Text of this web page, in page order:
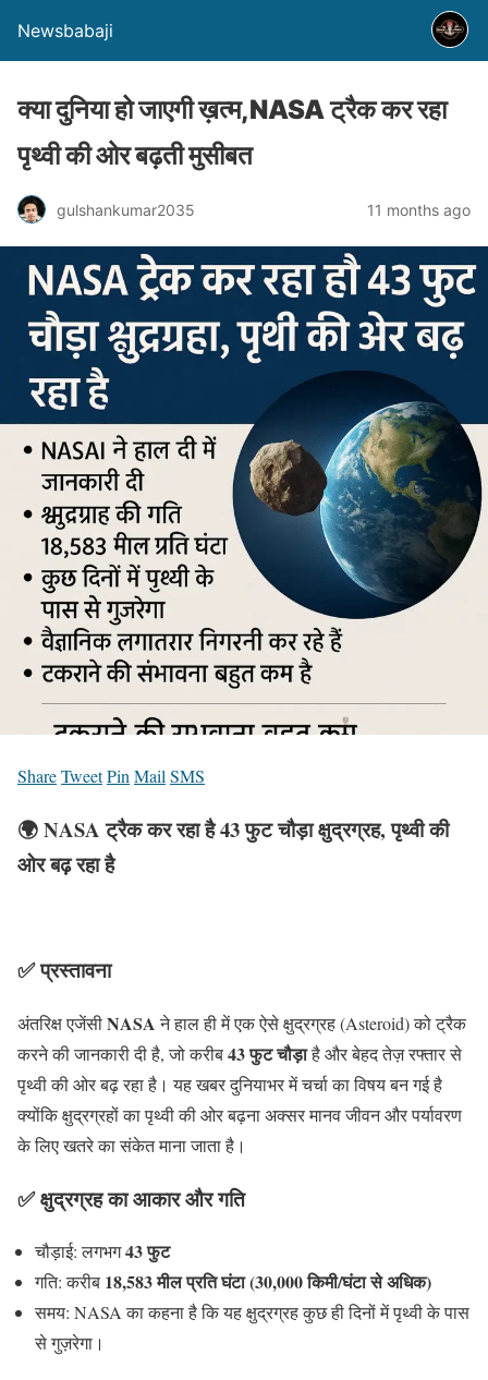
Newsbabaji
क्या दुनिया हो जाएगी ख़त्म,NASA ट्रैक कर रहा
पृथ्वी की ओर बढ़ती मुसीबत
gulshankumar2035 11 months ago
ShareTweetPin Mail SMS
🌍 NASA ट्रैक कर रहा है 43 फुट चौड़ा क्षुद्रग्रह, पृथ्वी की
ओर बढ़ रहा है
✅ प्रस्तावना
अंतरिक्ष एजेंसीNASAने हाल ही में एक ऐसे क्षुद्रग्रह (Asteroid) को ट्रैक
करने की जानकारी दी है, जो करीब43 फुट चौड़ाहै और बेहद तेज़ रफ्तार से
पृथ्वी की ओर बढ़ रहा है। यह खबर दुनियाभर में चर्चा का विषय बन गई है
क्योंकि क्षुद्रग्रहों का पृथ्वी की ओर बढ़ना अक्सर मानव जीवन और पर्यावरण
के लिए खतरे का संकेत माना जाता है।
✅ क्षुद्रग्रह का आकार और गति
चौड़ाई: लगभग43 फुट
गति: करीब 18,583 मील प्रति घंटा (30,000 किमी/घंटा से अधिक)
समय: NASA का कहना है कि यह क्षुद्रग्रह कुछ ही दिनों में पृथ्वी के पास
से गुज़रेगा।